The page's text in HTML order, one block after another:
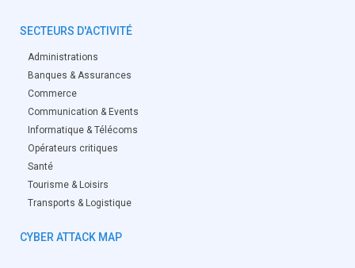
SECTEURS D'ACTIVITÉ
Administrations
Banques & Assurances
Commerce
Communication & Events
Informatique & Télécoms
Opérateurs critiques
Santé
Tourisme & Loisirs
Transports & Logistique
CYBER ATTACK MAP